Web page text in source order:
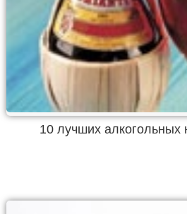
10 лучших алкогольных